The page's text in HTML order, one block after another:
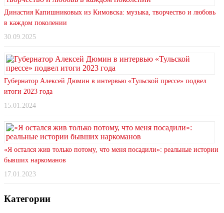
Династия Капишниковых из Кимовска: музыка, творчество и любовь
в каждом поколении
30.09.2025
Губернатор Алексей Дюмин в интервью «Тульской прессе» подвел
итоги 2023 года
15.01.2024
«Я остался жив только потому, что меня посадили»: реальные истории
бывших наркоманов
17.01.2023
Категории